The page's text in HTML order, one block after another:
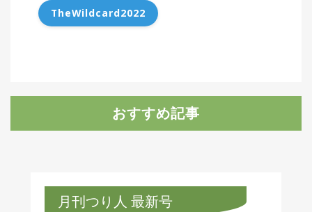
TheWildcard2022
おすすめ記事
月刊つり人 最新号